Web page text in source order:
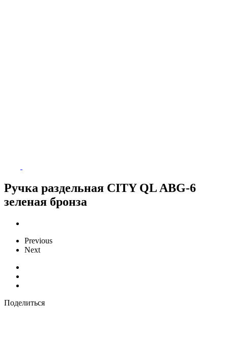
Ручка раздельная CITY QL ABG-6
зеленая бронза
Previous
Next
Поделиться